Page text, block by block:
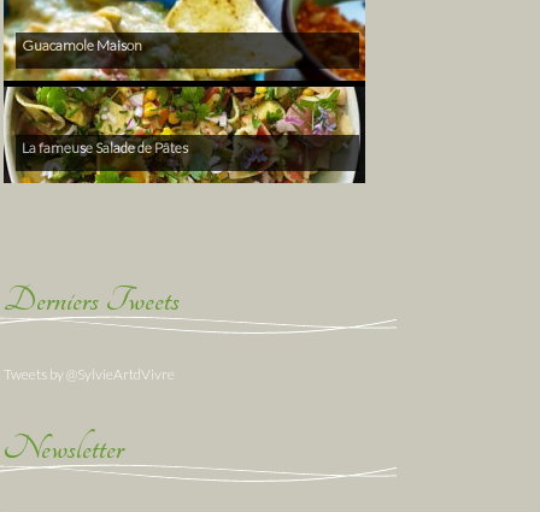
Guacamole Maison
La fameuse Salade de Pâtes
Derniers Tweets
Tweets by @SylvieArtdVivre
Newsletter